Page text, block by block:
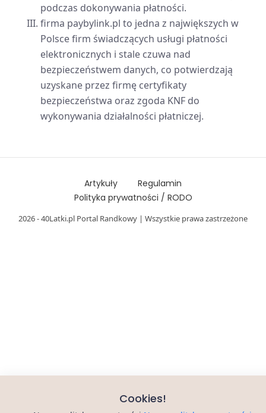
podczas dokonywania płatności.
firma paybylink.pl to jedna z największych w
Polsce firm świadczących usługi płatności
elektronicznych i stale czuwa nad
bezpieczeństwem danych, co potwierdzają
uzyskane przez firmę certyfikaty
bezpieczeństwa oraz zgoda KNF do
wykonywania działalności płatniczej.
Artykuły
Regulamin
Polityka prywatności / RODO
2026 - 40Latki.pl Portal Randkowy | Wszystkie prawa zastrzeżone
Cookies!